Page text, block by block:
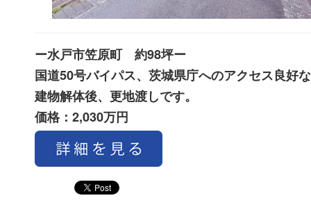
ー水戸市笠原町 約98坪ー
国道50号バイパス、茨城県庁へのアクセス良好
建物解体後、更地渡しです。
価格：2,030万円